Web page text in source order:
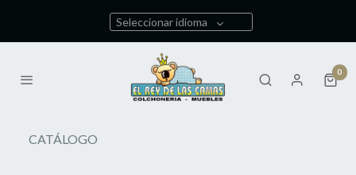
Seleccionar idioma
0
CATÁLOGO